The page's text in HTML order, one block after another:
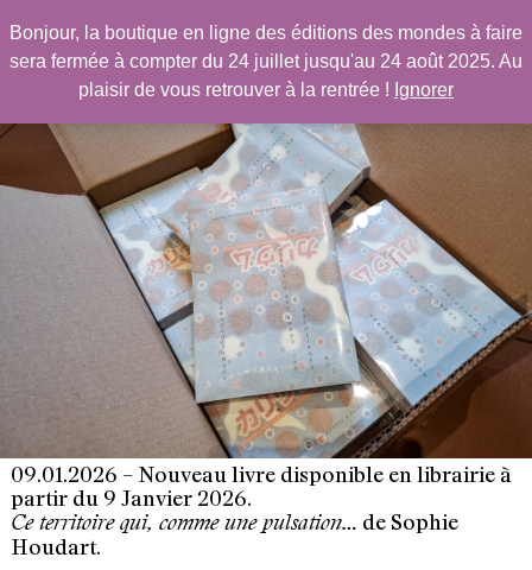
Skip
content
Primary MenuLes Éditions des mondes à faire
09.01.2026 – Nouveau livre disponible en librairie à
partir du 9 Janvier 2026.
Ce territoire qui, comme une pulsation… de Sophie
Houdart.
Bonjour, la boutique en ligne des éditions des mondes à faire
sera fermée à compter du 24 juillet jusqu'au 24 août 2025. Au
plaisir de vous retrouver à la rentrée ! Ignorer